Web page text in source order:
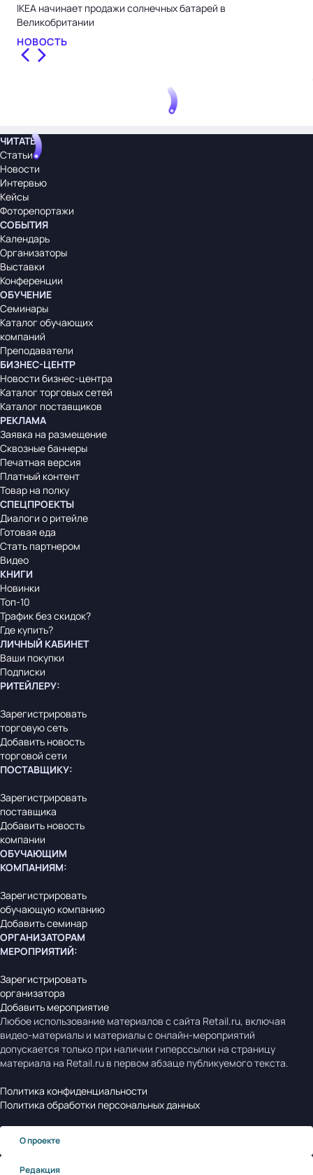
IKEA начинает продажи солнечных батарей в
Великобритании
НОВОСТЬ
ЧИТАТЬ
Статьи
Новости
Интервью
Кейсы
Фоторепортажи
СОБЫТИЯ
Календарь
Организаторы
Выставки
Конференции
ОБУЧЕНИЕ
Семинары
Каталог обучающих
компаний
Преподаватели
БИЗНЕС-ЦЕНТР
Новости бизнес-центра
Каталог торговых сетей
Каталог поставщиков
РЕКЛАМА
Заявка на размещение
Сквозные баннеры
Печатная версия
Платный контент
Товар на полку
СПЕЦПРОЕКТЫ
Диалоги о ритейле
Готовая еда
Стать партнером
Видео
КНИГИ
Новинки
Топ-10
Трафик без скидок?
Где купить?
ЛИЧНЫЙ КАБИНЕТ
Ваши покупки
Подписки
РИТЕЙЛЕРУ:
Зарегистрировать
торговую сеть
Добавить новость
торговой сети
ПОСТАВЩИКУ:
Зарегистрировать
поставщика
Добавить новость
компании
ОБУЧАЮЩИМ
КОМПАНИЯМ:
Зарегистрировать
обучающую компанию
Добавить семинар
ОРГАНИЗАТОРАМ
МЕРОПРИЯТИЙ:
Зарегистрировать
организатора
Добавить мероприятие
Любое использование материалов с сайта Retail.ru, включая
видео-материалы и материалы с онлайн-мероприятий
допускается только при наличии гиперссылки на страницу
материала на Retail.ru в первом абзаце публикуемого текста.
Политика конфиденциальности
Политика обработки персональных данных
О проекте
Редакция